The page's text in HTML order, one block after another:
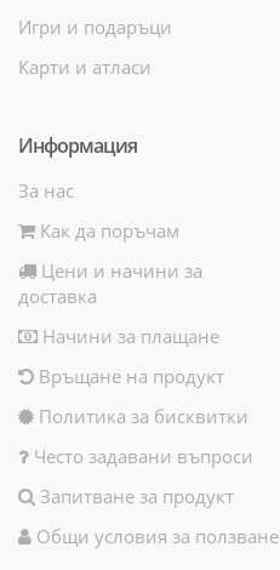
Игри и подаръци
Карти и атласи
Информация
За нас
Как да поръчам
Цени и начини за
доставка
Начини за плащане
Връщане на продукт
Политика за бисквитки
Често задавани въпроси
Запитване за продукт
Общи условия за ползване